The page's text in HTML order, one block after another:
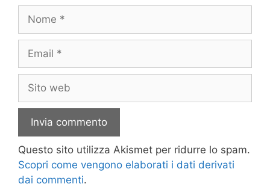
Nome
Email
Sito
web
Questo sito utilizza Akismet per ridurre lo spam.
Scopri come vengono elaborati i dati derivati
dai commenti.